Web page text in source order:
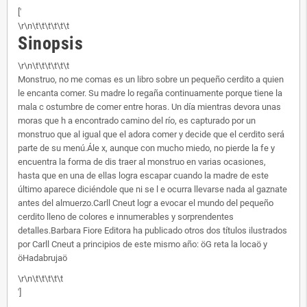
['
\r\n\t\t\t\t\t\t
Sinopsis
\r\n\t\t\t\t\t\t
Monstruo, no me comas es un libro sobre un pequeño cerdito a quien
le encanta comer. Su madre lo regaña continuamente porque tiene la
mala c ostumbre de comer entre horas. Un día mientras devora unas
moras que h a encontrado camino del río, es capturado por un
monstruo que al igual que el adora comer y decide que el cerdito será
parte de su menú.Ále x, aunque con mucho miedo, no pierde la fe y
encuentra la forma de dis traer al monstruo en varias ocasiones,
hasta que en una de ellas logra escapar cuando la madre de este
último aparece diciéndole que ni se l e ocurra llevarse nada al gaznate
antes del almuerzo.Carll Cneut logr a evocar el mundo del pequeño
cerdito lleno de colores e innumerables y sorprendentes
detalles.Barbara Fiore Editora ha publicado otros dos títulos ilustrados
por Carll Cneut a principios de este mismo año: öG reta la locaö y
öHadabrujaö
\r\n\t\t\t\t\t
']